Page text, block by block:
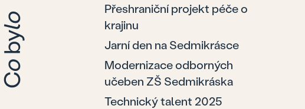
Přeshraniční projekt péče o
krajinu
Jarní den na Sedmikrásce
Modernizace odborných
učeben ZŠ Sedmikráska
Technický talent 2025